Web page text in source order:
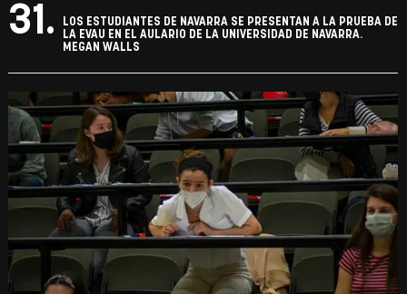
31.
LOS ESTUDIANTES DE NAVARRA SE PRESENTAN A LA PRUEBA DE
LA EVAU EN EL AULARIO DE LA UNIVERSIDAD DE NAVARRA.
MEGAN WALLS